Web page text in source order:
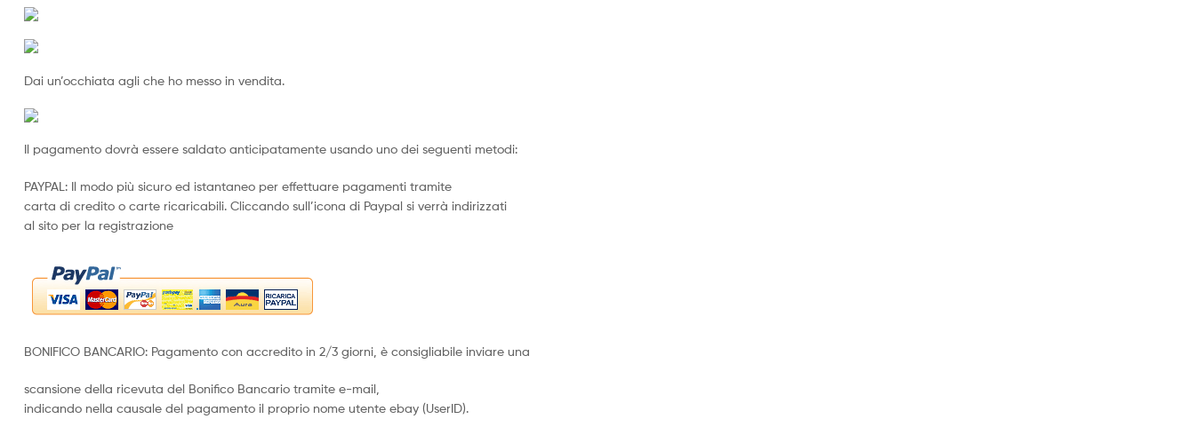
Dai un’occhiata agli che ho messo in vendita.
Il pagamento dovrà essere saldato anticipatamente usando uno dei seguenti metodi:
PAYPAL: Il modo più sicuro ed istantaneo per effettuare pagamenti tramite
carta di credito o carte ricaricabili. Cliccando sull’icona di Paypal si verrà indirizzati
al sito per la registrazione
BONIFICO BANCARIO: Pagamento con accredito in 2/3 giorni, è consigliabile inviare una
scansione della ricevuta del Bonifico Bancario tramite e-mail,
indicando nella causale del pagamento il proprio nome utente ebay (UserID).